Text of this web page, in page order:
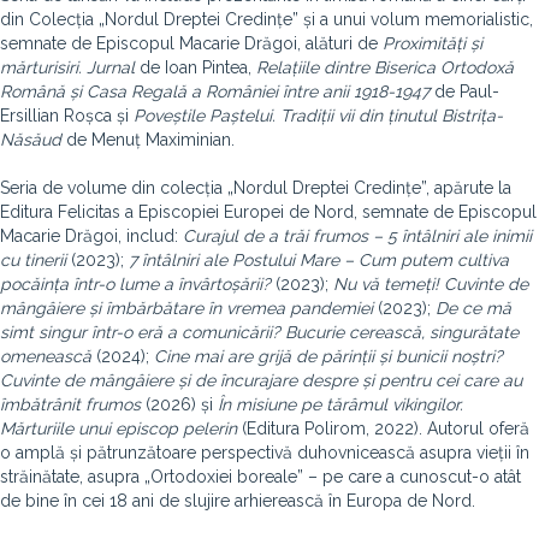
din Colecția „Nordul Dreptei Credințe” și a unui volum memorialistic,
semnate de Episcopul Macarie Drăgoi, alături de Proximități și
mărturisiri. Jurnalde Ioan Pintea, Relațiile dintre Biserica Ortodoxă
Română și Casa Regală a României între anii 1918-1947de Paul-
Ersillian Roșca și Poveștile Paștelui. Tradiții vii din ținutul Bistrița-
Năsăud de Menuț Maximinian.
Seria de volume din colecția „Nordul Dreptei Credințe”, apărute la
Editura Felicitas a Episcopiei Europei de Nord, semnate de Episcopul
Macarie Drăgoi, includ: Curajul de a trăi frumos – 5 întâlniriale inimii
cu tinerii(2023); 7 întâlniri ale Postului Mare – Cum putem cultiva
pocăința într-o lume a învârtoșării? (2023); Nu vă temeți! Cuvinte de
mângâiere și îmbărbătare în vremea pandemiei(2023); De ce mă
simt singur într-o eră a comunicării? Bucurie cerească, singurătate
omenească (2024); Cine mai are grijă de părinții și bunicii noștri?
Cuvinte de mângâiere și de încurajare despre și pentru cei care au
îmbătrânit frumos (2026) și În misiune pe tărâmul vikingilor.
Mărturiile unui episcop pelerin (Editura Polirom, 2022). Autorul oferă
o amplă și pătrunzătoare perspectivă duhovnicească asupra vieții în
străinătate, asupra „Ortodoxiei boreale” – pe care a cunoscut-o atât
de bine în cei 18 ani de slujire arhierească în Europa de Nord.